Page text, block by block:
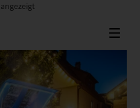
Dieses Produkt weist mehrere Varianten auf. Die Optionen können auf der Produktseite gewählt werden